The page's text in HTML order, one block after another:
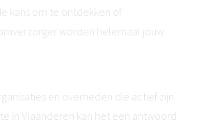
kans om te ontdekken of
worden helemaal jouw
en overheden die actief zijn
in Vlaanderen kan het een antwoord